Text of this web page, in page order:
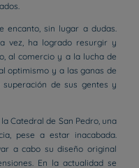
encanto, sin lugar a dudas.
vez, ha logrado resurgir y
al comercio y a la lucha de
optimismo y a las ganas de
de sus gentes y
Catedral de San Pedro, una
pese a estar inacabada.
a cabo su diseño original
En la actualidad se